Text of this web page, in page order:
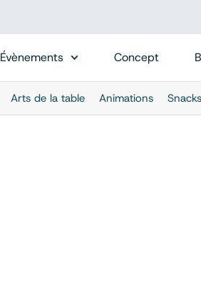
Évènements Concept
Arts de la table Animations